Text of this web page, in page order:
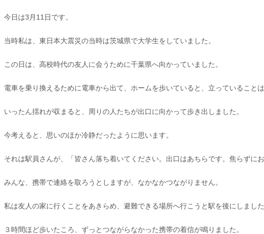
今日は3月11日です。
当時私は、東日本大震災の当時は茨城県で大学生をしていました。
この日は、高校時代の友人に会うために千葉県へ向かっていました。
電車を乗り換えるために電車から出て、ホームを歩いていると、立っていること
いったん揺れが収まると、周りの人たちが出口に向かって歩き出しました。
今考えると、思いのほか冷静だったように思います。
それは駅員さんが、「皆さん落ち着いてください。出口はあちらです。焦らずに
みんな、携帯で連絡を取ろうとしますが、なかなかつながりません。
私は友人の家に行くことをあきらめ、避難できる場所へ行こうと駅を後にしました
３時間ほど歩いたころ、ずっとつながらなかった携帯の着信が鳴りました。